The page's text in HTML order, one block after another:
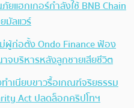
ยแฮกเกอร์กำลังใช้ BNB Chain
มัลแวร์
ผู้ก่อตั้ง Ondo Finance ฟ้อง
จบริหารหลังลูกชายเสียชีวิต
ทำเนียบขาวรื้อเกณฑ์จริยธรรม
Act ปลดล็อกคริปโทฯ